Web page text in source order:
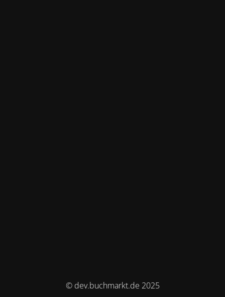
© dev.buchmarkt.de 2025